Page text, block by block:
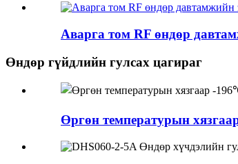
Аварга том RF өндөр
Өндөр гүйдлийн гулсах цагираг
Өргөн температурын